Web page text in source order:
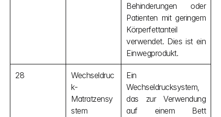
Behinderungen oder
Patienten mit geringem
Körperfettanteil
verwendet. Dies ist ein
Einwegprodukt.
28
Wechseldruc
k-
Matratzensy
stem
Ein
Wechseldrucksystem,
das zur Verwendung
auf einem Bett